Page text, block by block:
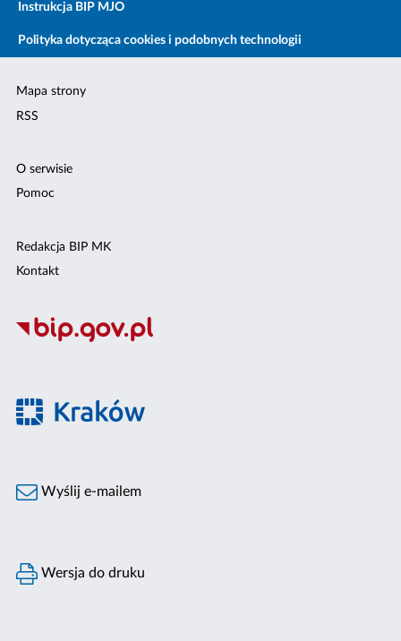
Instrukcja BIP MJO
Polityka dotycząca cookies i podobnych technologii
Mapa strony
RSS
O serwisie
Pomoc
Redakcja BIP MK
Kontakt
Wyślij e-mailem
Wersja do druku